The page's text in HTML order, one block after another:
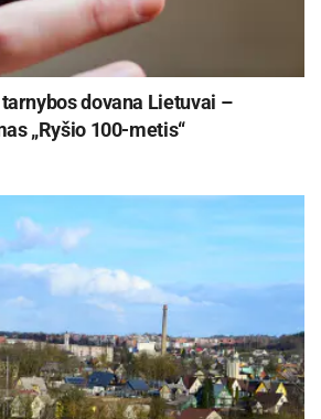
dovana Lietuvai –
„Ryšio 100-metis“